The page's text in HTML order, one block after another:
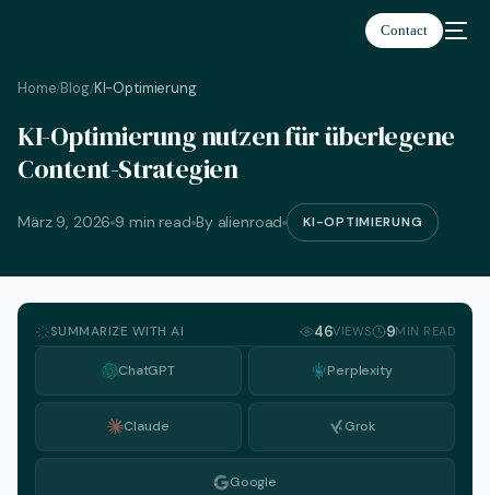
Contact
Home/Blog/KI-Optimierung
KI-Optimierung nutzen für überlegene
Content-Strategien
März 9, 2026 9 min read By alienroad KI-OPTIMIERUNG
SUMMARIZE WITH AI 46VIEWS 9MIN READ
ChatGPT Perplexity
Claude Grok
Google
Deutsch